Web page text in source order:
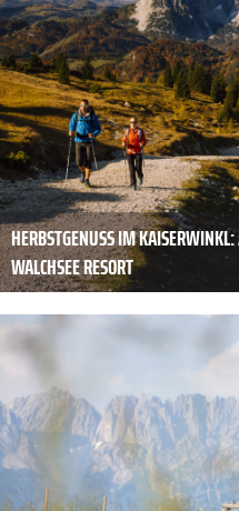
HERBSTGENUSS IM
WALCHSEE RESORT